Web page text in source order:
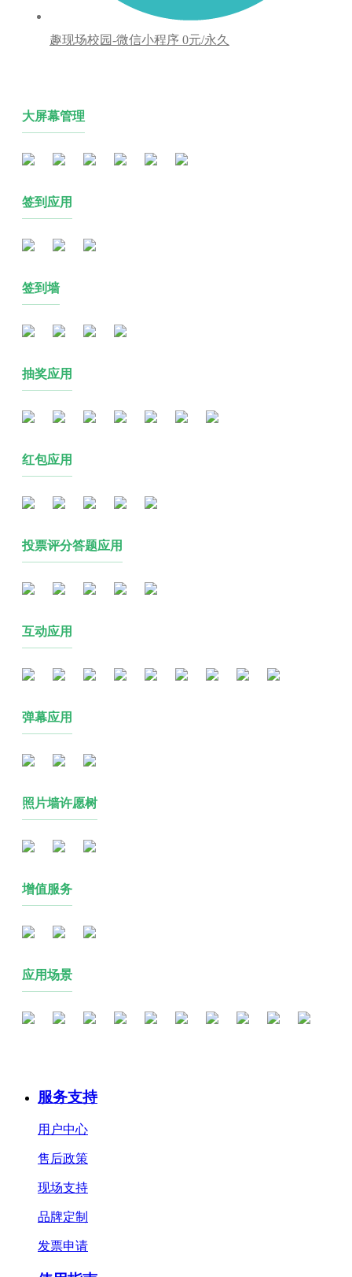
趣现场校园-微信小程序 0元/永久
大屏幕管理
签到应用
签到墙
抽奖应用
红包应用
投票评分答题应用
互动应用
弹幕应用
照片墙许愿树
增值服务
应用场景
服务支持
用户中心
售后政策
现场支持
品牌定制
发票申请